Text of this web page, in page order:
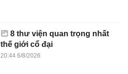
8 thư viện quan trọng nhất
thế giới cổ đại
20:44 6/8/2026